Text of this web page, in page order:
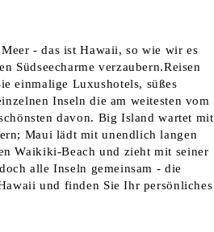
- das ist Hawaii, so wie wir es
Südseecharme verzaubern.Reisen
einmalige Luxushotels, süßes
Inseln die am weitesten vom
davon. Big Island wartet mit
Maui lädt mit unendlich langen
Waikiki-Beach und zieht mit seiner
alle Inseln gemeinsam - die
und finden Sie Ihr persönliches